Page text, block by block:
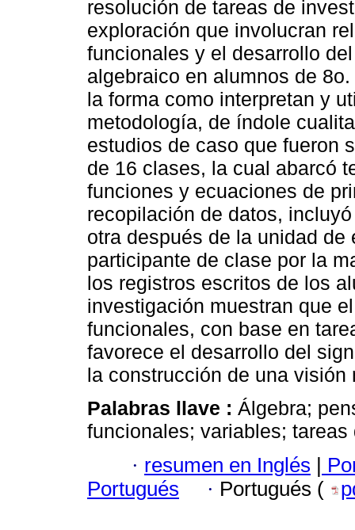
resolución de tareas de
exploración que involucran
funcionales y el desarrollo
algebraico en alumnos de
la forma como interpretan y
metodología, de índole
estudios de caso que fueron
de 16 clases, la cual abarcó
funciones y ecuaciones de
recopilación de datos,
otra después de la unidad
participante de clase por la
los registros escritos de los
investigación muestran que
funcionales, con base en
favorece el desarrollo del
la construcción de una
Palabras llave : Álgebra;
funcionales; variables;
· resumen en Inglés |
Portugués
· Portugués (